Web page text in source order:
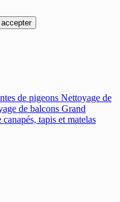
de pigeons Nettoyage de
de balcons Grand
tapis et matelas